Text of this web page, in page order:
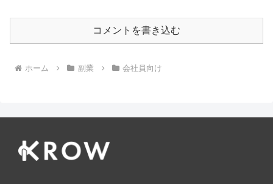
コメントを書き込む
ホーム 副業 会社員向け